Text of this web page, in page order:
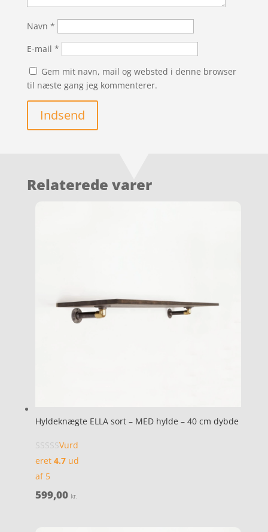
Navn *
E-mail *
Gem mit navn, mail og websted i denne browser
til næste gang jeg kommenterer.
Indsend
Relaterede varer
Hyldeknægte ELLA sort – MED hylde – 40 cm dybde
Vurd
eret 4.7ud
af 5
599,00 kr.